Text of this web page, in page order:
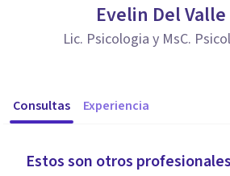
Evelin Del Valle
Lic. Psicologia y MsC.
Consultas Experiencia
Estos son otros